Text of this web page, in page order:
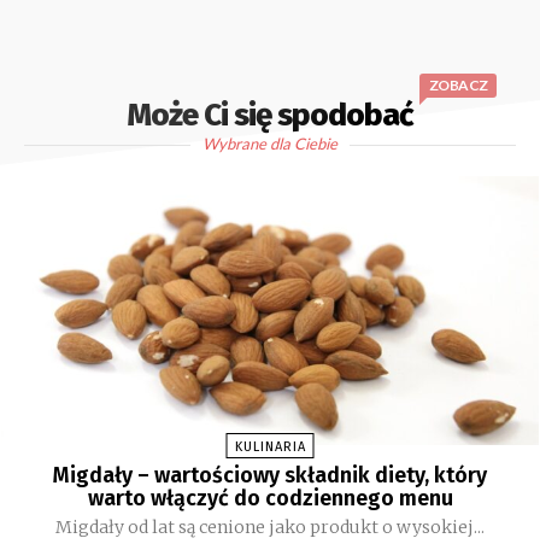
Może Ci się spodobać
ZOBACZ
Wybrane dla Ciebie
KULINARIA
Migdały – wartościowy składnik diety, który
warto włączyć do codziennego menu
Migdały od lat są cenione jako produkt o wysokiej...